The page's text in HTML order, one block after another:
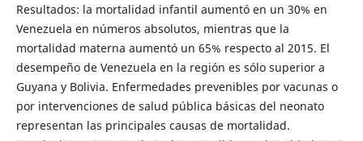
Resultados: la mortalidad infantil aumentó en un 30% en
Venezuela en números absolutos, mientras que la
mortalidad materna aumentó un 65% respecto al 2015. El
desempeño de Venezuela en la región es sólo superior a
Guyana y Bolivia. Enfermedades prevenibles por vacunas o
por intervenciones de salud pública básicas del neonato
representan las principales causas de mortalidad.